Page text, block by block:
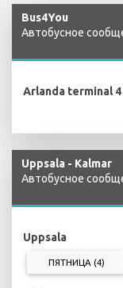
Bus4You
Автобусное
Arlanda terminal 4
Uppsala - Kalmar
Автобусное
Uppsala
ПЯТНИЦА (4)